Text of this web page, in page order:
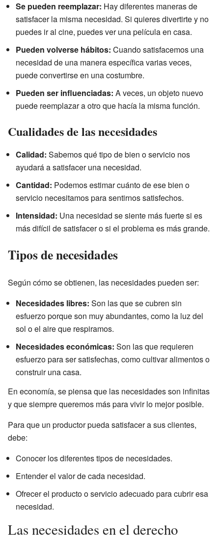
Se pueden reemplazar: Hay diferentes maneras de
satisfacer la misma necesidad. Si quieres divertirte y no
puedes ir al cine, puedes ver una película en casa.
Pueden volverse hábitos: Cuando satisfacemos una
necesidad de una manera específica varias veces,
puede convertirse en una costumbre.
Pueden ser influenciadas: A veces, un objeto nuevo
puede reemplazar a otro que hacía la misma función.
Cualidades de las necesidades
Calidad: Sabemos qué tipo de bien o servicio nos
ayudará a satisfacer una necesidad.
Cantidad: Podemos estimar cuánto de ese bien o
servicio necesitamos para sentirnos satisfechos.
Intensidad: Una necesidad se siente más fuerte si es
más difícil de satisfacer o si el problema es más grande.
Tipos de necesidades
Según cómo se obtienen, las necesidades pueden ser:
Necesidades libres: Son las que se cubren sin
esfuerzo porque son muy abundantes, como la luz del
sol o el aire que respiramos.
Necesidades económicas: Son las que requieren
esfuerzo para ser satisfechas, como cultivar alimentos o
construir una casa.
En economía, se piensa que las necesidades son infinitas
y que siempre queremos más para vivir lo mejor posible.
Para que un productor pueda satisfacer a sus clientes,
debe:
Conocer los diferentes tipos de necesidades.
Entender el valor de cada necesidad.
Ofrecer el producto o servicio adecuado para cubrir esa
necesidad.
Las necesidades en el derecho